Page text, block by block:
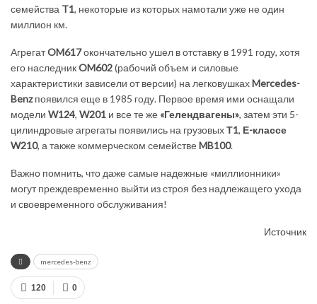
семейства T1, некоторые из которых намотали уже не один
миллион км.
АгрегатOM617окончательно ушел в отставку в 1991 году, хотя
его наследникOM602(рабочий объем и силовые
характеристики зависели от версии) на легковушкахMercedes-
Benzпоявился еще в 1985 году. Первое время ими оснащали
модели W124, W201 и все те же «Гелендвагены», затем эти 5-
цилиндровые агрегаты появились на грузовыхТ1, Е-классе
W210, а также коммерческом семействе MB100.
Важно помнить, что даже самые надежные «миллионники»
могут преждевременно выйти из строя без надлежащего ухода
и своевременного обслуживания!
Источник
mercedes-benz
0
120